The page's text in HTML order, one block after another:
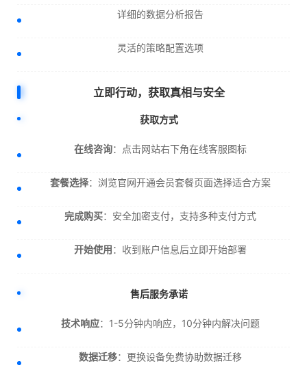
详细的数据分析报告
灵活的策略配置选项
立即行动，获取真相与安全
获取方式
在线咨询：点击网站右下角在线客服图标
套餐选择：浏览官网开通会员套餐页面选择适合方案
完成购买：安全加密支付，支持多种支付方式
开始使用：收到账户信息后立即开始部署
售后服务承诺
技术响应：1-5分钟内响应，10分钟内解决问题
数据迁移：更换设备免费协助数据迁移